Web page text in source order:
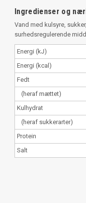
Ingredienser og
Vand med kulsyre,
surhedsregulerende
Energi (kJ)
Energi (kcal)
Fedt
(heraf mættet)
Kulhydrat
(heraf sukkerarter)
Protein
Salt